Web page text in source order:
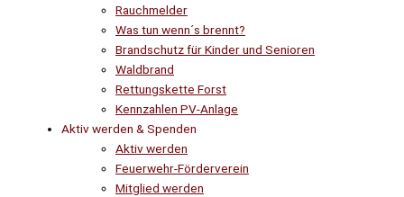
Rauchmelder
Was tun wenn´s brennt?
Brandschutz für Kinder und Senioren
Waldbrand
Rettungskette Forst
Kennzahlen PV-Anlage
Aktiv werden & Spenden
Aktiv werden
Feuerwehr-Förderverein
Mitglied werden